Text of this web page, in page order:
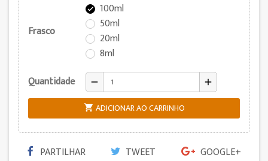
Frasco

100ml
50ml
20ml
8ml
Quantidade
remove add
 ADICIONAR AO CARRINHO
PARTILHAR TWEET
GOOGLE+